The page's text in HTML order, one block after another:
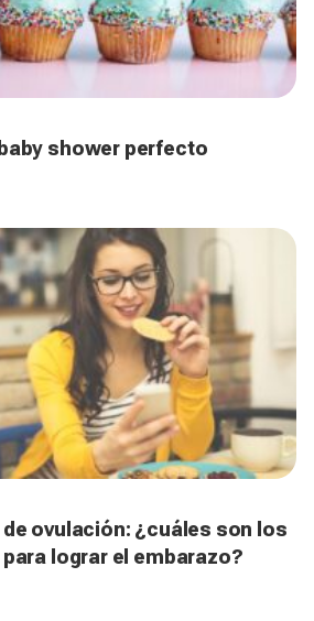
shower perfecto
ovulación: ¿cuáles son los
lograr el embarazo?